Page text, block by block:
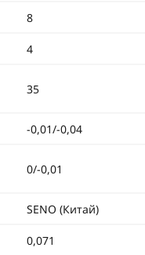
8
4
35
-0,01/-0,04
0/-0,01
SENO (Китай)
0,071